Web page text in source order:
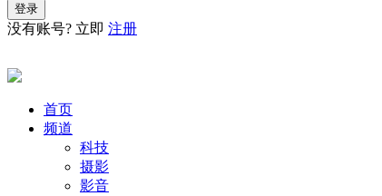
没有账号? 立即 注册
首页
频道
科技
摄影
影音